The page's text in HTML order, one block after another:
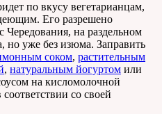
по вкусу вегетарианцам,
Его разрешено
Чередования, на раздельном
но уже без изюма. Заправить
соком, растительным
, натуральным йогуртом или
на кисломолочной
со своей